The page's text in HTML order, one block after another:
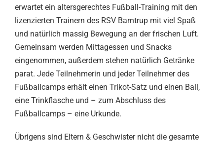
erwartet ein altersgerechtes Fußball-Training mit den
lizenzierten Trainern des RSV Barntrup mit viel Spaß
und natürlich massig Bewegung an der frischen Luft.
Gemeinsam werden Mittagessen und Snacks
eingenommen, außerdem stehen natürlich Getränke
parat. Jede Teilnehmerin und jeder Teilnehmer des
Fußballcamps erhält einen Trikot-Satz und einen Ball,
eine Trinkflasche und – zum Abschluss des
Fußballcamps – eine Urkunde.
Übrigens sind Eltern & Geschwister nicht die gesamte